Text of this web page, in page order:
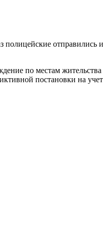
отправились
по местам
постановки на